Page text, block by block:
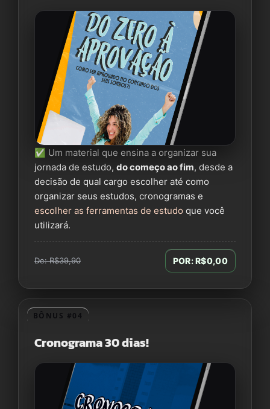
✅ Um material que ensina a organizar sua
jornada de estudo, do começo ao fim, desde a
decisão de qual cargo escolher até como
organizar seus estudos, cronogramas e
escolher as ferramentas de estudo que você
utilizará.
De: R$39,90 POR: R$0,00
BÔNUS #04
Cronograma 30 dias!